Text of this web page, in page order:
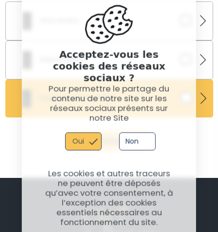
Acceptez-vous les
cookies des réseaux
sociaux ?
Pour permettre le partage du
contenu de notre site sur les
réseaux sociaux présents sur
notre Site
Oui Non
Les cookies et autres traceurs
ne peuvent être déposés
qu’avec votre consentement, à
l’exception des cookies
essentiels nécessaires au
fonctionnement du site.
Une vitre arrière cassée ou rayée ? Nous la
remplaçons avec une finition identique à l’origine
pour restaurer solidité et esthétique.
Desoxydation
Le traitement de désoxydation Pixel 6a est essentiel
après un contact liquide. Il préserve les composants
internes contre la corrosion.
Diagnostic Carte Mère
Valider